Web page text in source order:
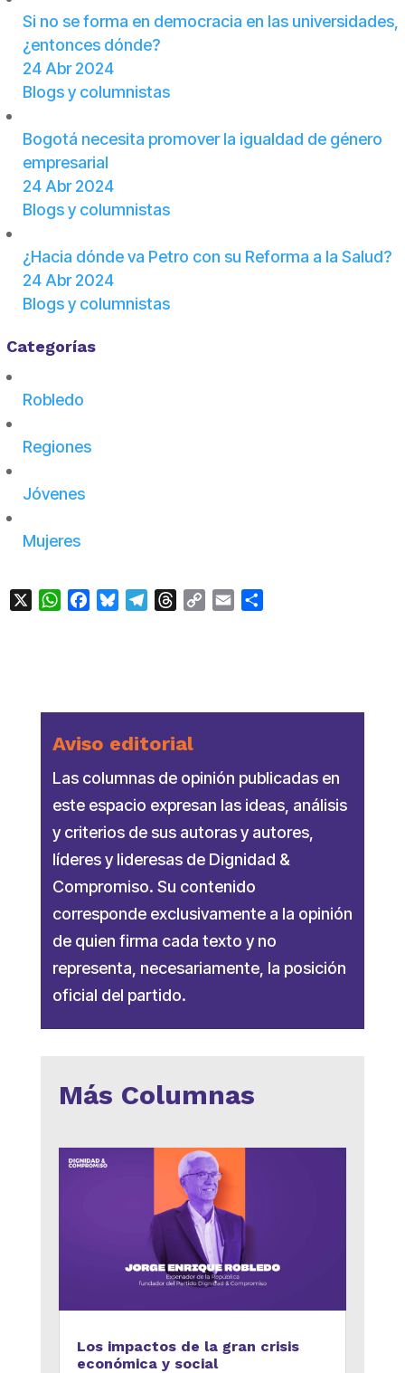
Si no se forma en democracia en las universidades,
¿entonces dónde?
24 Abr 2024
Blogs y columnistas
Bogotá necesita promover la igualdad de género
empresarial
24 Abr 2024
Blogs y columnistas
¿Hacia dónde va Petro con su Reforma a la Salud?
24 Abr 2024
Blogs y columnistas
Categorías
Robledo
Regiones
Jóvenes
Mujeres
WhatsApp
FacebookBlueskyTelegramThreads
Copy Email
Aviso editorial
Las columnas de opinión publicadas en
este espacio expresan las ideas, análisis
y criterios de sus autoras y autores,
líderes y lideresas de Dignidad &
Compromiso. Su contenido
corresponde exclusivamente a la opinión
de quien firma cada texto y no
representa, necesariamente, la posición
oficial del partido.
Más Columnas
Los impactos de la gran crisis
económica y social